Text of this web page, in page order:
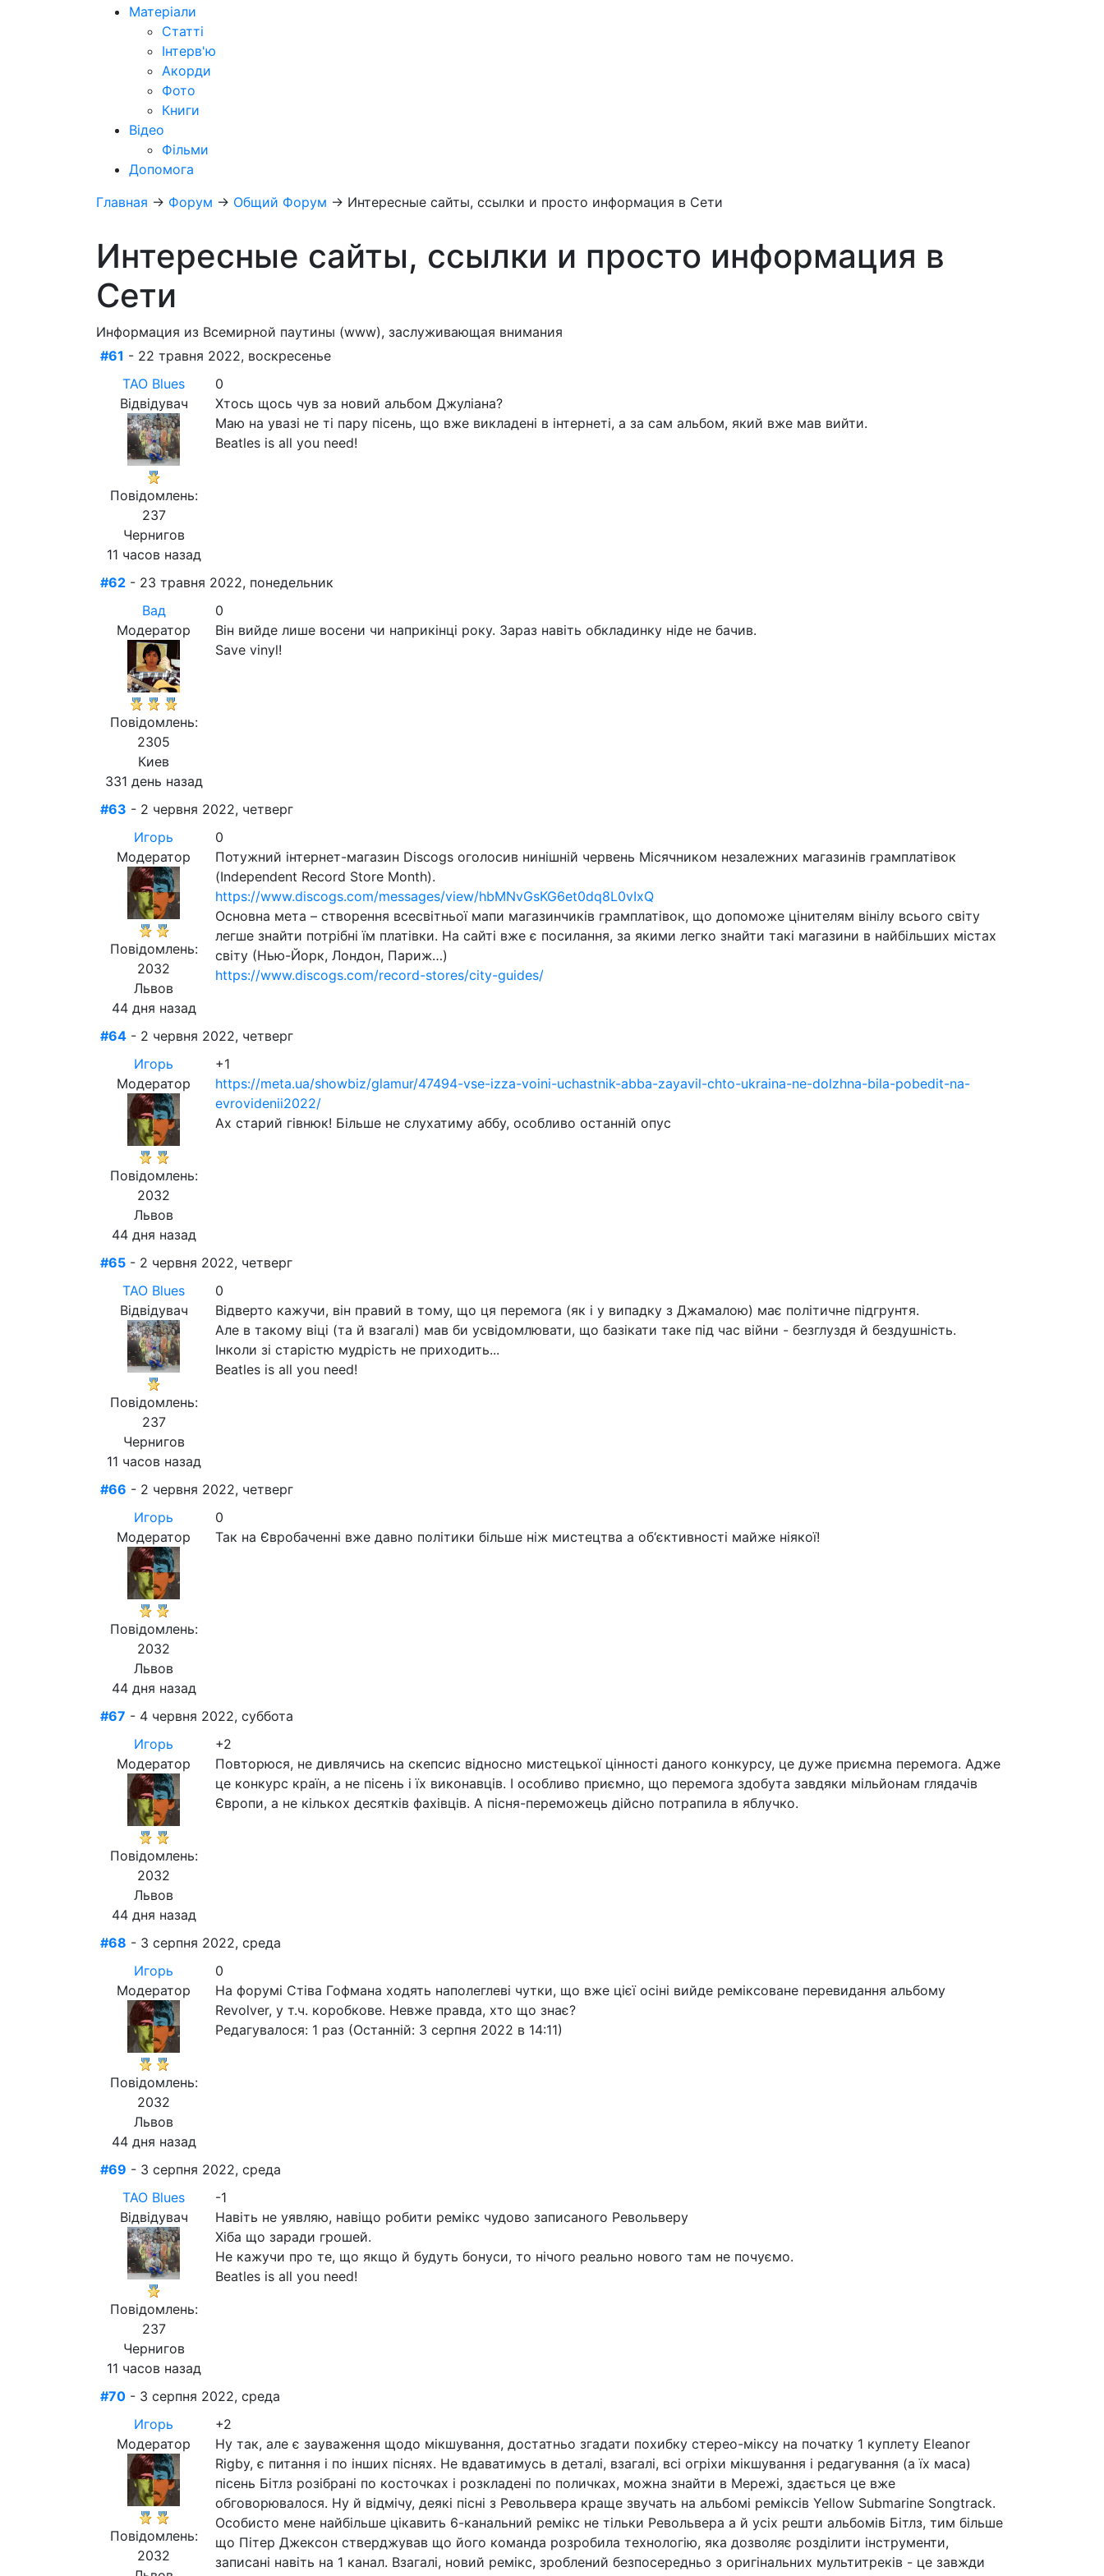
Матеріали
Статті
Інтерв'ю
Акорди
Фото
Книги
Відео
Фільми
Допомога
Главная → Форум → Общий Форум → Интересные сайты, ссылки и просто информация в Сети
Интересные сайты, ссылки и просто информация в
Сети
Информация из Всемирной паутины (www), заслуживающая внимания
#61 - 22 травня 2022, воскресенье
ТАО Blues
Відвідувач
Повідомлень:
237
Чернигов
11 часов назад
0
Хтось щось чув за новий альбом Джуліана?
Маю на увазі не ті пару пісень, що вже викладені в інтернеті, а за сам альбом, який вже мав вийти.
Beatles is all you need!
#62 - 23 травня 2022, понедельник
Вад
Модератор
Повідомлень:
2305
Киев
331 день назад
0
Він вийде лише восени чи наприкінці року. Зараз навіть обкладинку ніде не бачив.
Save vinyl!
#63 - 2 червня 2022, четверг
Игорь
Модератор
Повідомлень:
2032
Львов
44 дня назад
0
Потужний інтернет-магазин Discogs оголосив нинішній червень Місячником незалежних магазинів грамплатівок
(Independent Record Store Month).
https://www.discogs.com/messages/view/hbMNvGsKG6et0dq8L0vIxQ
Основна мета – створення всесвітньої мапи магазинчиків грамплатівок, що допоможе цінителям вінілу всього світу
легше знайти потрібні їм платівки. На сайті вже є посилання, за якими легко знайти такі магазини в найбільших містах
світу (Нью-Йорк, Лондон, Париж…)
https://www.discogs.com/record-stores/city-guides/
#64 - 2 червня 2022, четверг
Игорь
Модератор
Повідомлень:
2032
Львов
44 дня назад
+1
https://meta.ua/showbiz/glamur/47494-vse-izza-voini-uchastnik-abba-zayavil-chto-ukraina-ne-dolzhna-bila-pobedit-na-
evrovidenii2022/
Ах старий гівнюк! Більше не слухатиму аббу, особливо останній опус
#65 - 2 червня 2022, четверг
ТАО Blues
Відвідувач
Повідомлень:
237
Чернигов
11 часов назад
0
Відверто кажучи, він правий в тому, що ця перемога (як і у випадку з Джамалою) має політичне підгрунтя.
Але в такому віці (та й взагалі) мав би усвідомлювати, що базікати таке під час війни - безглуздя й бездушність.
Інколи зі старістю мудрість не приходить...
Beatles is all you need!
#66 - 2 червня 2022, четверг
Игорь
Модератор
Повідомлень:
2032
Львов
44 дня назад
0
Так на Євробаченні вже давно політики більше ніж мистецтва а об‘єктивності майже ніякої!
#67 - 4 червня 2022, суббота
Игорь
Модератор
Повідомлень:
2032
Львов
44 дня назад
+2
Повторюся, не дивлячись на скепсис відносно мистецької цінності даного конкурсу, це дуже приємна перемога. Адже
це конкурс країн, а не пісень і їх виконавців. І особливо приємно, що перемога здобута завдяки мільйонам глядачів
Європи, а не кількох десятків фахівців. А пісня-переможець дійсно потрапила в яблучко.
#68 - 3 серпня 2022, среда
Игорь
Модератор
Повідомлень:
2032
Львов
44 дня назад
0
На форумі Стіва Гофмана ходять наполеглеві чутки, що вже цієї осіні вийде реміксоване перевидання альбому
Revolver, у т.ч. коробкове. Невже правда, хто що знає?
Редагувалося: 1 раз (Останній: 3 серпня 2022 в 14:11)
#69 - 3 серпня 2022, среда
ТАО Blues
Відвідувач
Повідомлень:
237
Чернигов
11 часов назад
-1
Навіть не уявляю, навіщо робити ремікс чудово записаного Револьверу
Хіба що заради грошей.
Не кажучи про те, що якщо й будуть бонуси, то нічого реально нового там не почуємо.
Beatles is all you need!
#70 - 3 серпня 2022, среда
Игорь
Модератор
Повідомлень:
2032
+2
Ну так, але є зауваження щодо мікшування, достатньо згадати похибку стерео-міксу на початку 1 куплету Eleanor
Rigby, є питання і по інших піснях. Не вдаватимусь в деталі, взагалі, всі огріхи мікшування і редагування (а їх маса)
пісень Бітлз розібрані по косточках і розкладені по поличках, можна знайти в Мережі, здається це вже
обговорювалося. Ну й відмічу, деякі пісні з Револьвера краще звучать на альбомі реміксів Yellow Submarine Songtrack.
Особисто мене найбільше цікавить 6-канальний ремікс не тільки Револьвера а й усіх решти альбомів Бітлз, тим більше
що Пітер Джексон стверджував що його команда розробила технологію, яка дозволяє розділити інструменти,
записані навіть на 1 канал. Взагалі, новий ремікс, зроблений безпосередньо з оригінальних мультитреків - це завжди